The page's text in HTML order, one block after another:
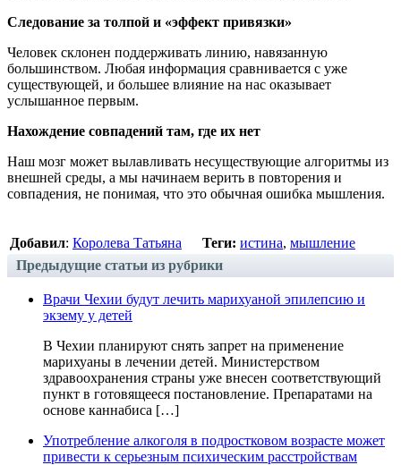
Следование за толпой и «эффект привязки»
Человек склонен поддерживать линию, навязанную
большинством. Любая информация сравнивается с уже
существующей, и большее влияние на нас оказывает
услышанное первым.
Нахождение совпадений там, где их нет
Наш мозг может вылавливать несуществующие алгоритмы из
внешней среды, а мы начинаем верить в повторения и
совпадения, не понимая, что это обычная ошибка мышления.
Добавил: Королева Татьяна Теги: истина, мышление
Предыдущие статьи из рубрики
Врачи Чехии будут лечить марихуаной эпилепсию и
экзему у детей
В Чехии планируют снять запрет на применение
марихуаны в лечении детей. Министерством
здравоохранения страны уже внесен соответствующий
пункт в готовящееся постановление. Препаратами на
основе каннабиса […]
Употребление алкоголя в подростковом возрасте может
привести к серьезным психическим расстройствам